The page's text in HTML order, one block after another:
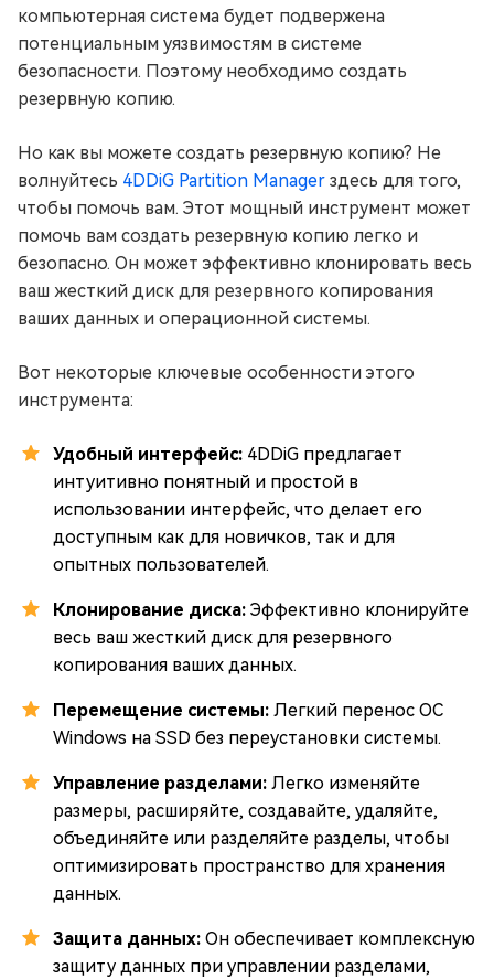
компьютерная система будет подвержена
потенциальным уязвимостям в системе
безопасности. Поэтому необходимо создать
резервную копию.
Но как вы можете создать резервную копию? Не
волнуйтесь 4DDiG Partition Manager здесь для того,
чтобы помочь вам. Этот мощный инструмент может
помочь вам создать резервную копию легко и
безопасно. Он может эффективно клонировать весь
ваш жесткий диск для резервного копирования
ваших данных и операционной системы.
Вот некоторые ключевые особенности этого
инструмента:
Удобный интерфейс: 4DDiG предлагает
интуитивно понятный и простой в
использовании интерфейс, что делает его
доступным как для новичков, так и для
опытных пользователей.
Клонирование диска: Эффективно клонируйте
весь ваш жесткий диск для резервного
копирования ваших данных.
Перемещение системы: Легкий перенос ОС
Windows на SSD без переустановки системы.
Управление разделами: Легко изменяйте
размеры, расширяйте, создавайте, удаляйте,
объединяйте или разделяйте разделы, чтобы
оптимизировать пространство для хранения
данных.
Защита данных: Он обеспечивает комплексную
защиту данных при управлении разделами,